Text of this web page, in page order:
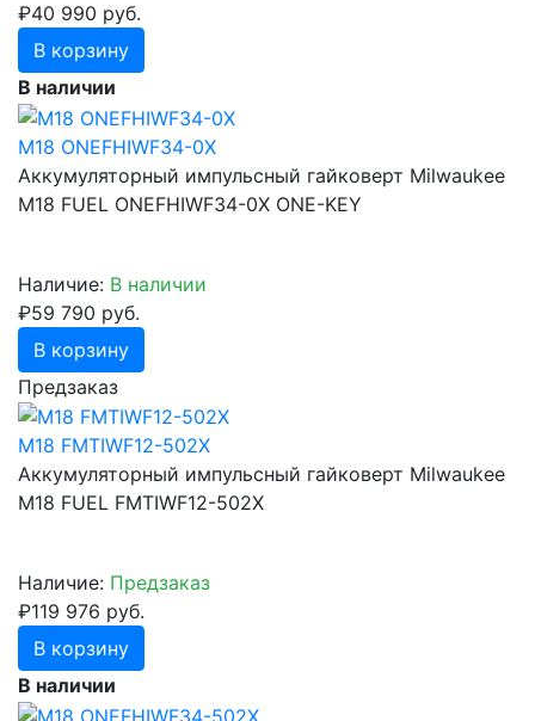
₽40 990 руб.
В корзину
В наличии
M18 ONEFHIWF34-0X
Аккумуляторный импульсный гайковерт Milwaukee
M18 FUEL ONEFHIWF34-0X ONE-KEY
Наличие: В наличии
₽59 790 руб.
В корзину
Предзаказ
M18 FMTIWF12-502X
Аккумуляторный импульсный гайковерт Milwaukee
M18 FUEL FMTIWF12-502X
Наличие: Предзаказ
₽119 976 руб.
В корзину
В наличии